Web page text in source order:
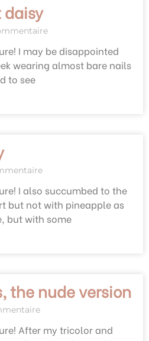
daisy
I may be disappointed
wearing almost bare nails
to see
I also succumbed to the
but not with pineapple as
but with some
the nude version
After my tricolor and